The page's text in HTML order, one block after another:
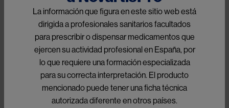
La información que figura en este sitio web está
dirigida a profesionales sanitarios facultados
para prescribir o dispensar medicamentos que
ejercen su actividad profesional en España, por
lo que requiere una formación especializada
para su correcta interpretación. El producto
mencionado puede tener una ficha técnica
autorizada diferente en otros países.